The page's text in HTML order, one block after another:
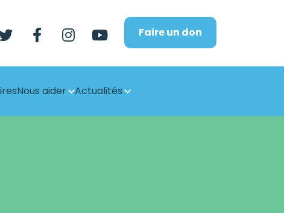
Faire un don
Nous aider Actualités